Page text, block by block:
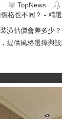
TopNews
格也不同？ - 精
潢估價會差多少
提供風格選擇與設